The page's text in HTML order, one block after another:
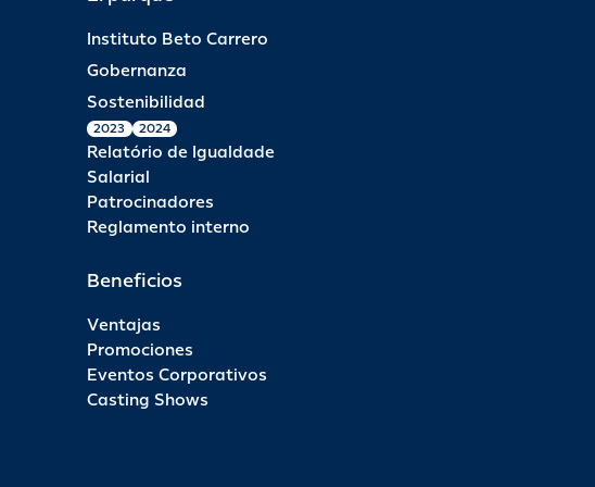
Instituto Beto Carrero
Gobernanza
Sostenibilidad
2023 2024
Relatório de Igualdade
Salarial
Patrocinadores
Reglamento interno
Beneficios
Ventajas
Promociones
Eventos Corporativos
Casting Shows